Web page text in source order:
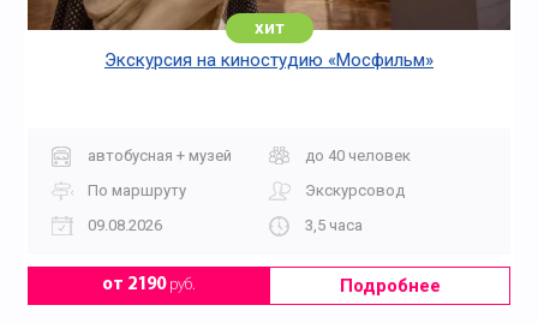
Праздничные Спортивные
Тематические Щелковский район
хит
Экскурсия на киностудию «Мосфильм»
автобусная + музей
до 40 человек
По маршруту
Экскурсовод
09.08.2026
3,5 часа
от 2190руб. Подробнее